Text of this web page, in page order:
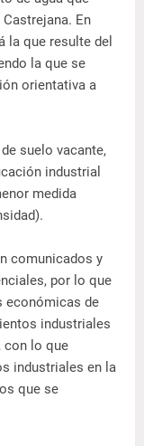
En
la que resulte del
la que se
orientativa a
suelo vacante,
industrial
medida
comunicados y
por lo que
económicas de
industriales
con lo que
industriales en la
que se